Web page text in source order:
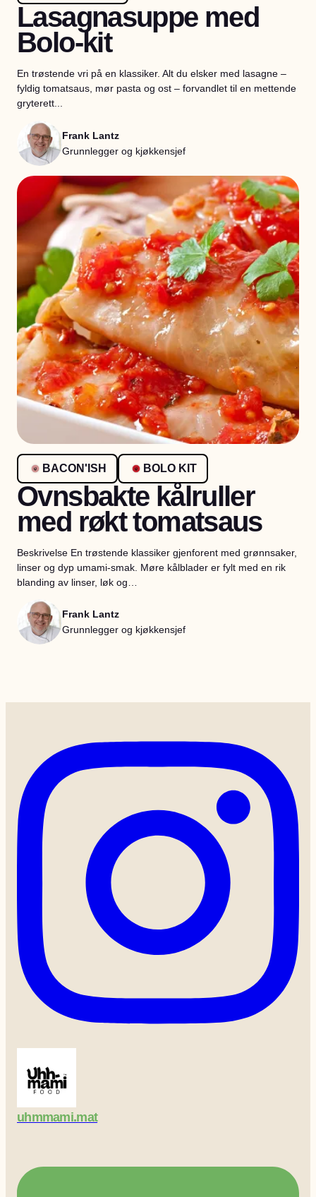
Lasagnasuppe med
Bolo-kit
En trøstende vri på en klassiker. Alt du elsker med lasagne –
fyldig tomatsaus, mør pasta og ost – forvandlet til en mettende
gryterett...
Frank Lantz
Grunnlegger og kjøkkensjef
BACON'ISH BOLO KIT
Ovnsbakte kålruller
med røkt tomatsaus
Beskrivelse En trøstende klassiker gjenforent med grønnsaker,
linser og dyp umami-smak. Møre kålblader er fylt med en rik
blanding av linser, løk og…
Frank Lantz
Grunnlegger og kjøkkensjef
uhmmami.mat